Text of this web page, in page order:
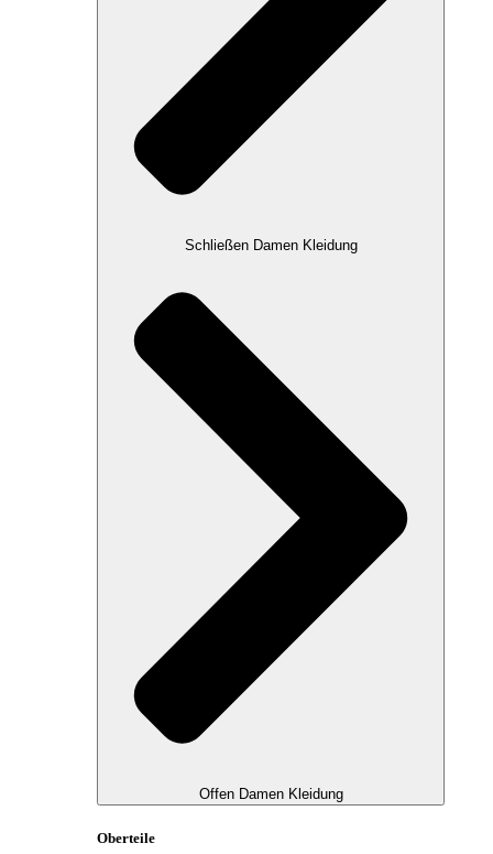
Schließen Damen Kleidung
Offen Damen Kleidung
Oberteile